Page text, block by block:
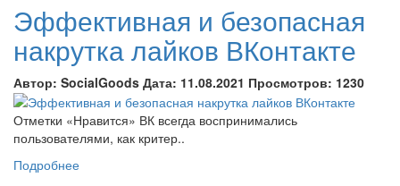
Эффективная и безопасная
накрутка лайков ВКонтакте
Автор: SocialGoods Дата: 11.08.2021 Просмотров: 1230
Отметки «Нравится» ВК всегда воспринимались
пользователями, как критер..
Подробнее